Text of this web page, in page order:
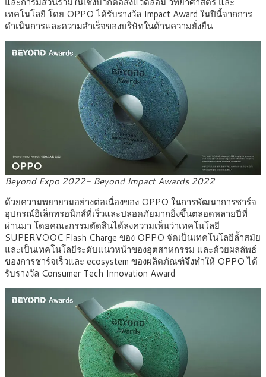
เทคโนโลยี โดย OPPO ได้รับรางวัล Impact Award ในปีนี้จากการ
ดำเนินการและความสำเร็จของบริษัทในด้านความยั่งยืน
Beyond Expo 2022- Beyond Impact Awards 2022
ด้วยความพยายามอย่างต่อเนื่องของ OPPO ในการพัฒนาการชาร์จ
อุปกรณ์อิเล็กทรอนิกส์ที่เร็วและปลอดภัยมากยิ่งขึ้นตลอดหลายปีที่
ผ่านมา โดยคณะกรรมตัดสินได้ลงความเห็นว่าเทคโนโลยี
SUPERVOOC Flash Charge ของ OPPO จัดเป็นเทคโนโลยีล้ำสมัย
และเป็นเทคโนโลยีระดับแนวหน้าของอุตสาหกรรม และด้วยผลลัพธ์
ของการชาร์จเร็วและ ecosystem ของผลิตภัณฑ์จึงทำให้ OPPO ได้
รับรางวัล Consumer Tech Innovation Award